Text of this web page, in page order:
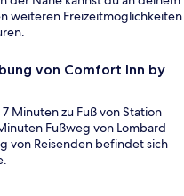
weiteren Freizeitmöglichkeiten
von Comfort Inn by
Minuten zu Fuß von Station
Fußweg von Lombard
von Reisenden befindet sich